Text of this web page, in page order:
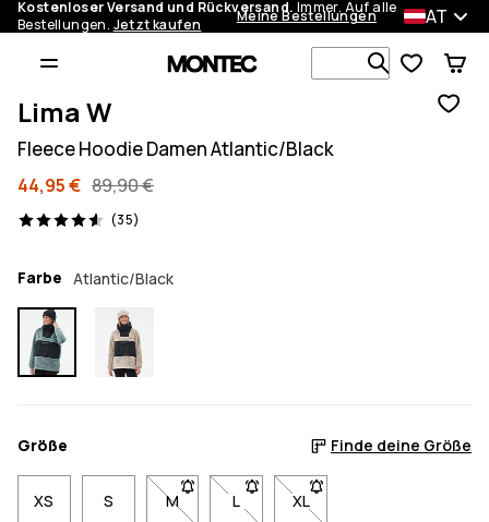
Kostenloser Versand und Rückversand. Immer. Auf alle
Bestellungen. Jetzt kaufen Meine Bestellungen AT
Lima W
Fleece Hoodie Damen Atlantic/Black
44,95 € 89,90 €
(35)
35 Reviews, 4.6/5
Farbe Atlantic/Black
Größe Finde deine Größe
XS S M- Größe M nicht verfügbar. Klicke, um
L- Größe L nicht verfügbar. Klicke,
XL- Größe XL nicht